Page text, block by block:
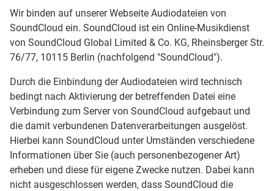
Wir binden auf unserer Webseite Audiodateien von
SoundCloud ein. SoundCloud ist ein Online-Musikdienst
von SoundCloud Global Limited & Co. KG, Rheinsberger Str.
76/77, 10115 Berlin (nachfolgend "SoundCloud").
Durch die Einbindung der Audiodateien wird technisch
bedingt nach Aktivierung der betreffenden Datei eine
Verbindung zum Server von SoundCloud aufgebaut und
die damit verbundenen Datenverarbeitungen ausgelöst.
Hierbei kann SoundCloud unter Umständen verschiedene
Informationen über Sie (auch personenbezogener Art)
erheben und diese für eigene Zwecke nutzen. Dabei kann
nicht ausgeschlossen werden, dass SoundCloud die